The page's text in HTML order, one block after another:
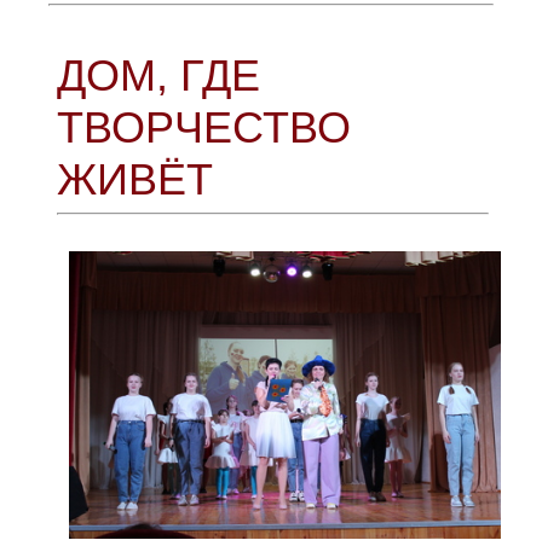
ДОМ, ГДЕ
ТВОРЧЕСТВО
ЖИВЁТ